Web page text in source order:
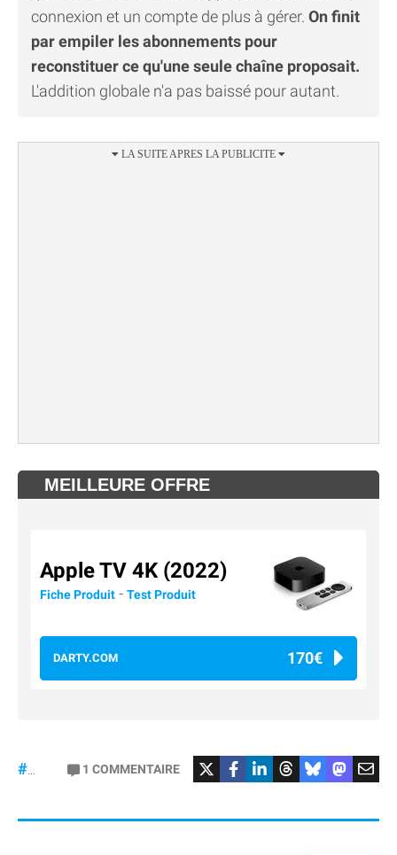
connexion et un compte de plus à gérer. On finit
par empiler les abonnements pour
reconstituer ce qu'une seule chaîne proposait.
L'addition globale n'a pas baissé pour autant.
MEILLEURE OFFRE
Apple TV 4K (2022)
Fiche Produit - Test Produit
DARTY.COM 170€
#DisneyPlus #Football #liga
1 COMMENTAIRE